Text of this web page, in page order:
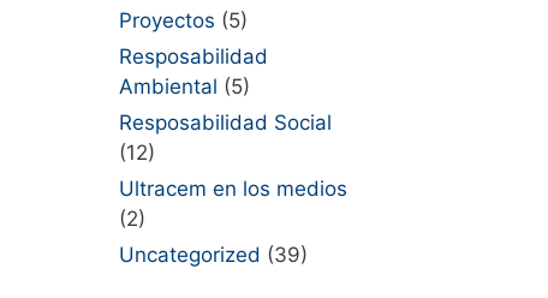
Proyectos (5)
Resposabilidad
Ambiental (5)
Resposabilidad Social
(12)
Ultracem en los medios
(2)
Uncategorized (39)